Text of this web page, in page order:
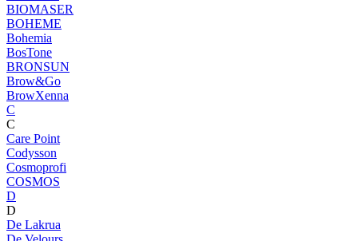
BIOMASER
BOHEME
Bohemia
BosTone
BRONSUN
Brow&Go
BrowXenna
C
C
Care Point
Codysson
Cosmoprofi
COSMOS
D
D
De Lakrua